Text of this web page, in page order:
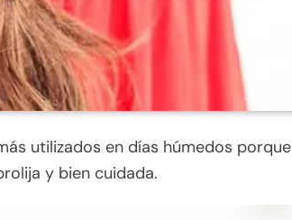
utilizados en días húmedos porque
y bien cuidada.